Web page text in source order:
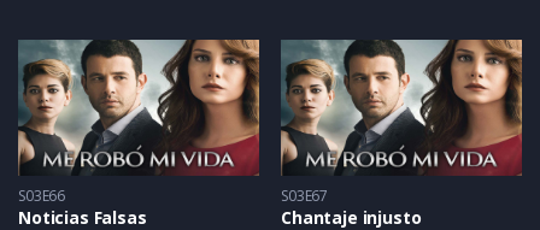
S03E66
Noticias Falsas
S03E67
Chantaje injusto